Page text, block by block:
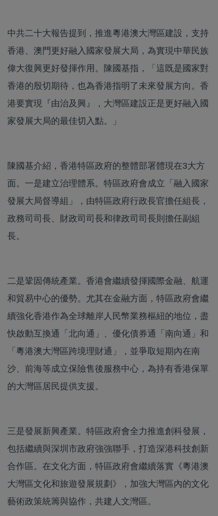
中共二十大報告提到，推進粵港澳大灣區建設，支持
香港、澳門更好融入國家發展大局，為實現中華民族
偉大復興更好發揮作用。陳國基指，「這既是國家對
香港的殷切期待，也為香港指明了未來發展方向。香
港要實現『由治及興』，大灣區建設正是更好融入國
家發展大局的最佳切入點。」
陳國基介紹，香港特區政府的整體部署體現在3大方
面。一是建立治理體系。特區政府會成立「融入國家
發展大局督導組」，由特區政府行政長官擔任組長，
政務司司長、財政司司長和律政司司長則擔任副組
長。
二是鞏固傳統產業。香港會繼續發揮國際金融、航運
和貿易中心的優勢。尤其在金融方面，特區政府會繼
續強化香港作為全球離岸人民幣業務樞紐的地位，盡
快啟動互換通「北向通」、優化債券通「南向通」和
「粵港澳大灣區跨境理財通」，並爭取短期內在南
沙、前海等成立保險售後服務中心，為持有香港保單
的大灣區居民提供支援。
三是發展新興產業。特區政府會全力推進創科發展，
包括繼續與深圳市政府強強聯手，打造深港科技創新
合作區。在文化方面，特區政府會繼續落實《粵港澳
大灣區文化和旅遊發展規劃》，加強大灣區內的文化
藝術政策統籌與協作，共建人文灣區。